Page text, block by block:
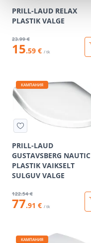
PRILL-LAUD RELAX
PLASTIK VALGE
23.99 €
15.59 € / tk
КАМПАНИЯ
PRILL-LAUD
GUSTAVSBERG NAUTIC
PLASTIK VAIKSELT
SULGUV VALGE
122.54 €
77.91 € / tk
КАМПАНИЯ